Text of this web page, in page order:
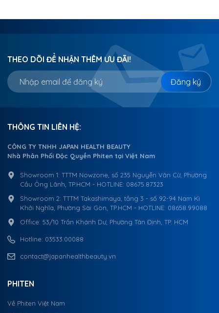
THEO DÕI ĐỂ NHẬN THÊM ƯU ĐÃI!
Đăng ký
THÔNG TIN LIÊN HỆ:
CÔNG TY TNHH JAPAN HEALTH BEAUTY
Nhà Phân Phối Độc Quyền Phiten tại Việt Nam
Showroom 1: TTTM Nowzone, số 235 Nguyễn Văn Cừ, Phường
Cầu Ông Lãnh, TP.HCM - HOTLINE: 08675.87323
Showroom 2: TTTM Takashimaya, tầng 3 - số 92-94 Nam Kì
Khởi Nghĩa, Phường Sài Gòn, TP.HCM - HOTLINE: 08658.99088
Office: 53/10 Trần Khánh Dư, Phường Tân Định, TP. HCM
Hotline: 03533.00088
contact@japanhealthbeauty.vn
PHITEN
Về Phiten Việt Nam